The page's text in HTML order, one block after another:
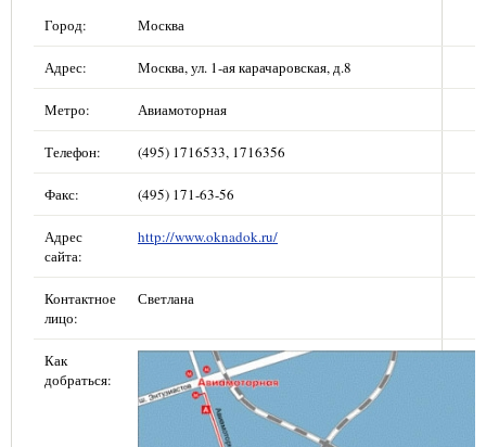
Город: Москва
Адрес: Москва, ул. 1-ая карачаровская, д.8
Метро: Авиамоторная
Телефон: (495) 1716533, 1716356
Факс: (495) 171-63-56
Адрес
сайта:
http://www.oknadok.ru/
Контактное
лицо:
Светлана
Как
добраться: